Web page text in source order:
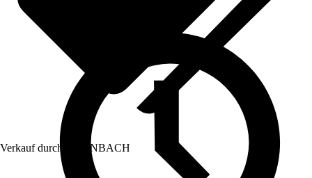
Verkauf durch: HORNBACH